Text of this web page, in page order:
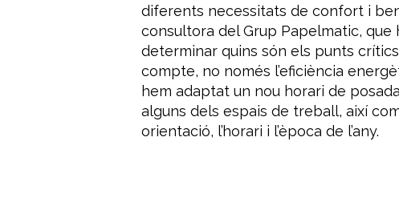
diferents necessitats de confort i
consultora del Grup Papelmatic,
determinar quins són els punts
compte, no només l’eficiència
hem adaptat un nou horari de
alguns dels espais de treball, així
orientació, l’horari i l’època de l’any.